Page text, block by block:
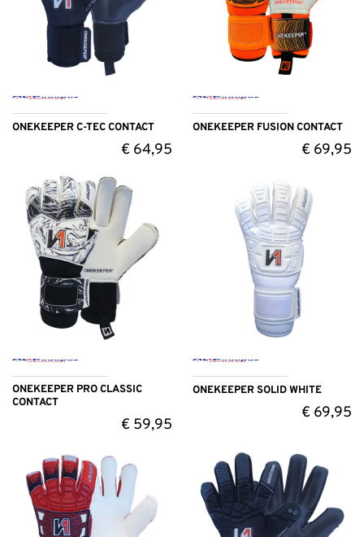
ONEKEEPER C-TEC CONTACT
€64,95
ONEKEEPER FUSION CONTACT
€ 69,95
ONEKEEPER PRO CLASSIC
CONTACT
€59,95
ONEKEEPER SOLID WHITE
€ 69,95